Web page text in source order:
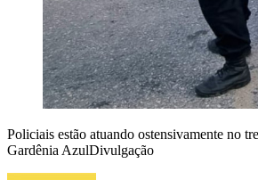
Policiais estão atuando ostensivamente no
Gardênia AzulDivulgação